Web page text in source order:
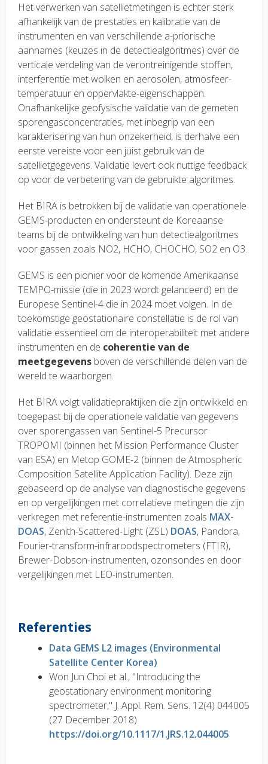
Het verwerken van satellietmetingen is echter sterk
afhankelijk van de prestaties en kalibratie van de
instrumenten en van verschillende a-priorische
aannames (keuzes in de detectiealgoritmes) over de
verticale verdeling van de verontreinigende stoffen,
interferentie met wolken en aerosolen, atmosfeer-
temperatuur en oppervlakte-eigenschappen.
Onafhankelijke geofysische validatie van de gemeten
sporengasconcentraties, met inbegrip van een
karakterisering van hun onzekerheid, is derhalve een
eerste vereiste voor een juist gebruik van de
satellietgegevens. Validatie levert ook nuttige feedback
op voor de verbetering van de gebruikte algoritmes.
Het BIRA is betrokken bij de validatie van operationele
GEMS-producten en ondersteunt de Koreaanse
teams bij de ontwikkeling van hun detectiealgoritmes
voor gassen zoals NO2, HCHO, CHOCHO, SO2 en O3.
GEMS is een pionier voor de komende Amerikaanse
TEMPO-missie (die in 2023 wordt gelanceerd) en de
Europese Sentinel-4 die in 2024 moet volgen. In de
toekomstige geostationaire constellatie is de rol van
validatie essentieel om de interoperabiliteit met andere
instrumenten en de coherentie van de
meetgegevens boven de verschillende delen van de
wereld te waarborgen.
Het BIRA volgt validatiepraktijken die zijn ontwikkeld en
toegepast bij de operationele validatie van gegevens
over sporengassen van Sentinel-5 Precursor
TROPOMI (binnen het Mission Performance Cluster
van ESA) en Metop GOME-2 (binnen de Atmospheric
Composition Satellite Application Facility). Deze zijn
gebaseerd op de analyse van diagnostische gegevens
en op vergelijkingen met correlatieve metingen die zijn
verkregen met referentie-instrumenten zoals MAX-
DOAS, Zenith-Scattered-Light (ZSL) DOAS, Pandora,
Fourier-transform-infraroodspectrometers (FTIR),
Brewer-Dobson-instrumenten, ozonsondes en door
vergelijkingen met LEO-instrumenten.
Referenties
Data GEMS L2 images (Environmental
Satellite Center Korea)
Won Jun Choi et al., "Introducing the
geostationary environment monitoring
spectrometer," J. Appl. Rem. Sens. 12(4) 044005
(27 December 2018)
https://doi.org/10.1117/1.JRS.12.044005